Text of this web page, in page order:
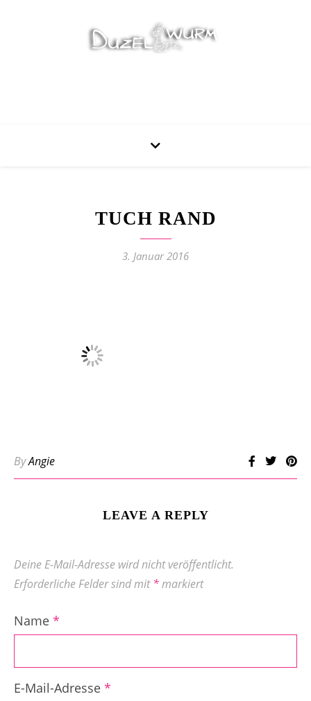
TUCH RAND
3. Januar 2016
ByAngie
LEAVE A REPLY
Deine E-Mail-Adresse wird nicht veröffentlicht.
Erforderliche Felder sind mit*markiert
Name *
E-Mail-Adresse *